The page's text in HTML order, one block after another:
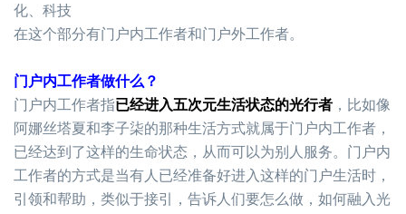
化、科技
在这个部分有门户内工作者和门户外工作者。
门户内工作者做什么？
门户内工作者指已经进入五次元生活状态的光行者 ，比如像
阿娜丝塔夏和李子柒的那种生活方式就属于门户内工作者，
已经达到了这样的生命状态，从而可以为别人服务。 门户内
工作者的方式是当有人已经准备好进入这样的门户生活时，
引领和帮助，类似于接引，告诉人们要怎么做，如何融入光